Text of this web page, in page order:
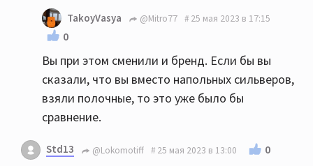
TakoyVasya @Mitro77 25 мая 2023 в 17:15
0
Вы при этом сменили и бренд. Если бы вы
сказали, что вы вместо напольных сильверов,
взяли полочные, то это уже было бы
сравнение.
Std13 @Lokomotiff 25 мая 2023 в 13:00 0